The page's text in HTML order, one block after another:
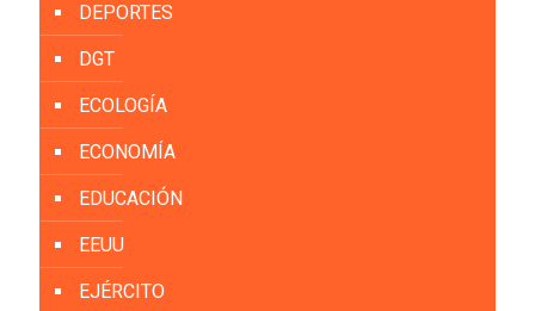
DEPORTES
DGT
ECOLOGÍA
ECONOMÍA
EDUCACIÓN
EEUU
EJÉRCITO